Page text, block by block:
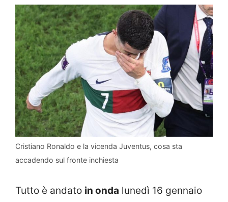
Cristiano Ronaldo e la vicenda Juventus, cosa sta
accadendo sul fronte inchiesta
Tutto è andato in onda lunedì 16 gennaio